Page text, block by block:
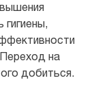
гигиены,
на
добиться.